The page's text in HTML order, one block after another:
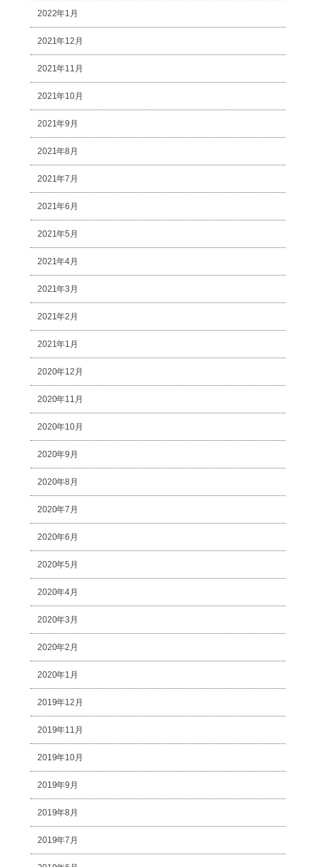
2022年1月
2021年12月
2021年11月
2021年10月
2021年9月
2021年8月
2021年7月
2021年6月
2021年5月
2021年4月
2021年3月
2021年2月
2021年1月
2020年12月
2020年11月
2020年10月
2020年9月
2020年8月
2020年7月
2020年6月
2020年5月
2020年4月
2020年3月
2020年2月
2020年1月
2019年12月
2019年11月
2019年10月
2019年9月
2019年8月
2019年7月